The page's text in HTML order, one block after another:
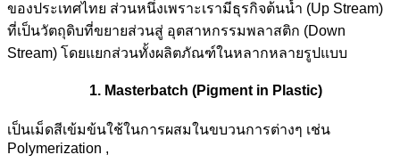
ของประเทศไทย ส่วนหนึ่งเพราะเรามีธุรกิจต้นน้ำ (Up Stream)
ที่เป็นวัตถุดิบที่ขยายส่วนสู่ อุตสาหกรรมพลาสติก (Down
Stream) โดยแยกส่วนทั้งผลิตภัณฑ์ในหลากหลายรูปแบบ
1. Masterbatch (Pigment in Plastic)
เป็นเม็ดสีเข้มข้นใช้ในการผสมในขบวนการต่างๆ เช่น
Polymerization ,